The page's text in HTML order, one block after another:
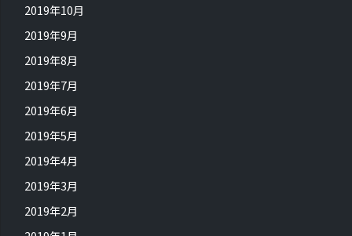
2019年10月
2019年9月
2019年8月
2019年7月
2019年6月
2019年5月
2019年4月
2019年3月
2019年2月